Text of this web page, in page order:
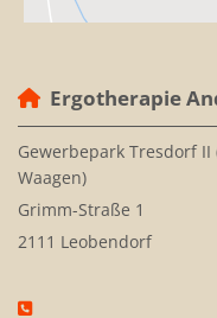
 Ergotherapie
Gewerbepark Tresdorf
Waagen)
Grimm-Straße 1
2111 Leobendorf
